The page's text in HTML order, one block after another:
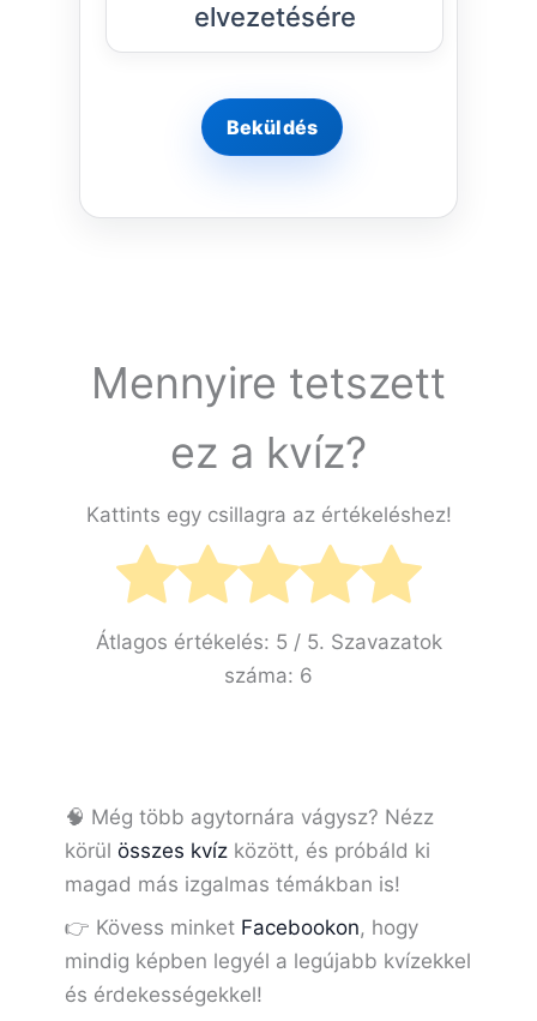
elvezetésére
Mennyire tetszett
ez a kvíz?
Kattints egy csillagra az értékeléshez!
Átlagos értékelés: 5 / 5. Szavazatok
száma: 6
🧠 Még több agytornára vágysz? Nézz
körül összes kvíz között, és próbáld ki
magad más izgalmas témákban is!
👉 Kövess minket Facebookon, hogy
mindig képben legyél a legújabb kvízekkel
és érdekességekkel!